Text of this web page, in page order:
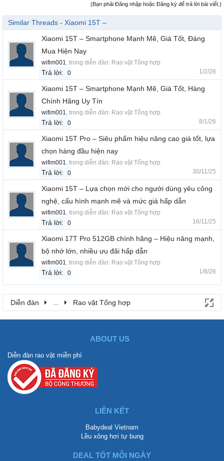
(Bạn phải Đăng nhập hoặc Đăng ký để trả lời bài viết.)
Similar Threads - Xiaomi 15T –
Xiaomi 15T – Smartphone Mạnh Mẽ, Giá Tốt, Đáng
Mua Hiện Nay
wifim001 , trong diễn đàn: Rao vặt Tổng hợp
Trả lời: 0 1/2/26
Xiaomi 15T – Smartphone Mạnh Mẽ, Giá Tốt, Hàng
Chính Hãng Uy Tín
wifim001 , trong diễn đàn: Rao vặt Tổng hợp
Trả lời: 0 8/1/26
Xiaomi 15T Pro – Siêu phẩm hiệu năng cao giá tốt, lựa
chọn hàng đầu hiện nay
wifim001 , trong diễn đàn: Rao vặt Tổng hợp
Trả lời: 0 30/11/25
Xiaomi 15T – Lựa chọn mới cho người dùng yêu công
nghệ, cấu hình mạnh mẽ và mức giá hấp dẫn
wifim001 , trong diễn đàn: Rao vặt Tổng hợp
Trả lời: 0 16/11/25
Xiaomi 17T Pro 512GB chính hãng – Hiệu năng mạnh,
bộ nhớ lớn, nhiều ưu đãi hấp dẫn
wifim001 , trong diễn đàn: Rao vặt Tổng hợp
Trả lời: 0 1/8/26
Diễn đàn Rao vặt Tổng hợp
ABOUT US
Diễn đàn rao vặt miễn phí
LIÊN KẾT
Babydeal Vietnam
Lều xông hơi tự bung
DEAL TỐT MỖI NGÀY